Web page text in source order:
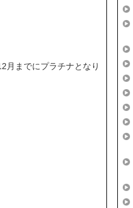
月までにプラチナとなり